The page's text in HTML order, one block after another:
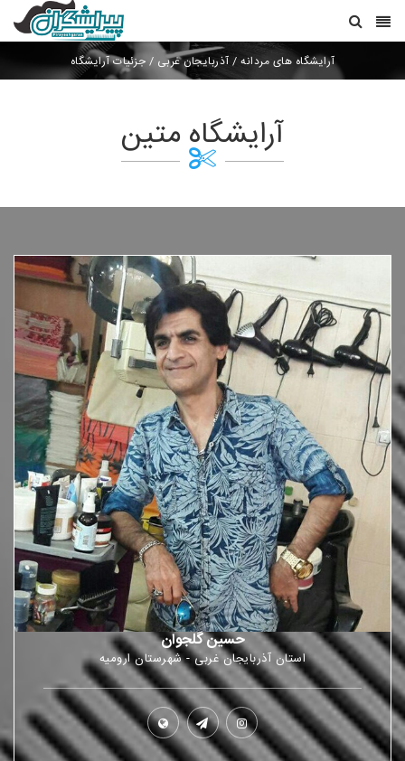
آرایشگاه های مردانه / آذربایجان غربی / جزئیات آرایشگاه
آرایشگاه متین
حسین گلجوان
استان آذربایجان غربی - شهرستان ارومیه